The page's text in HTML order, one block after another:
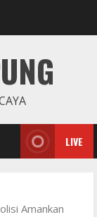
LIVE
Amankan